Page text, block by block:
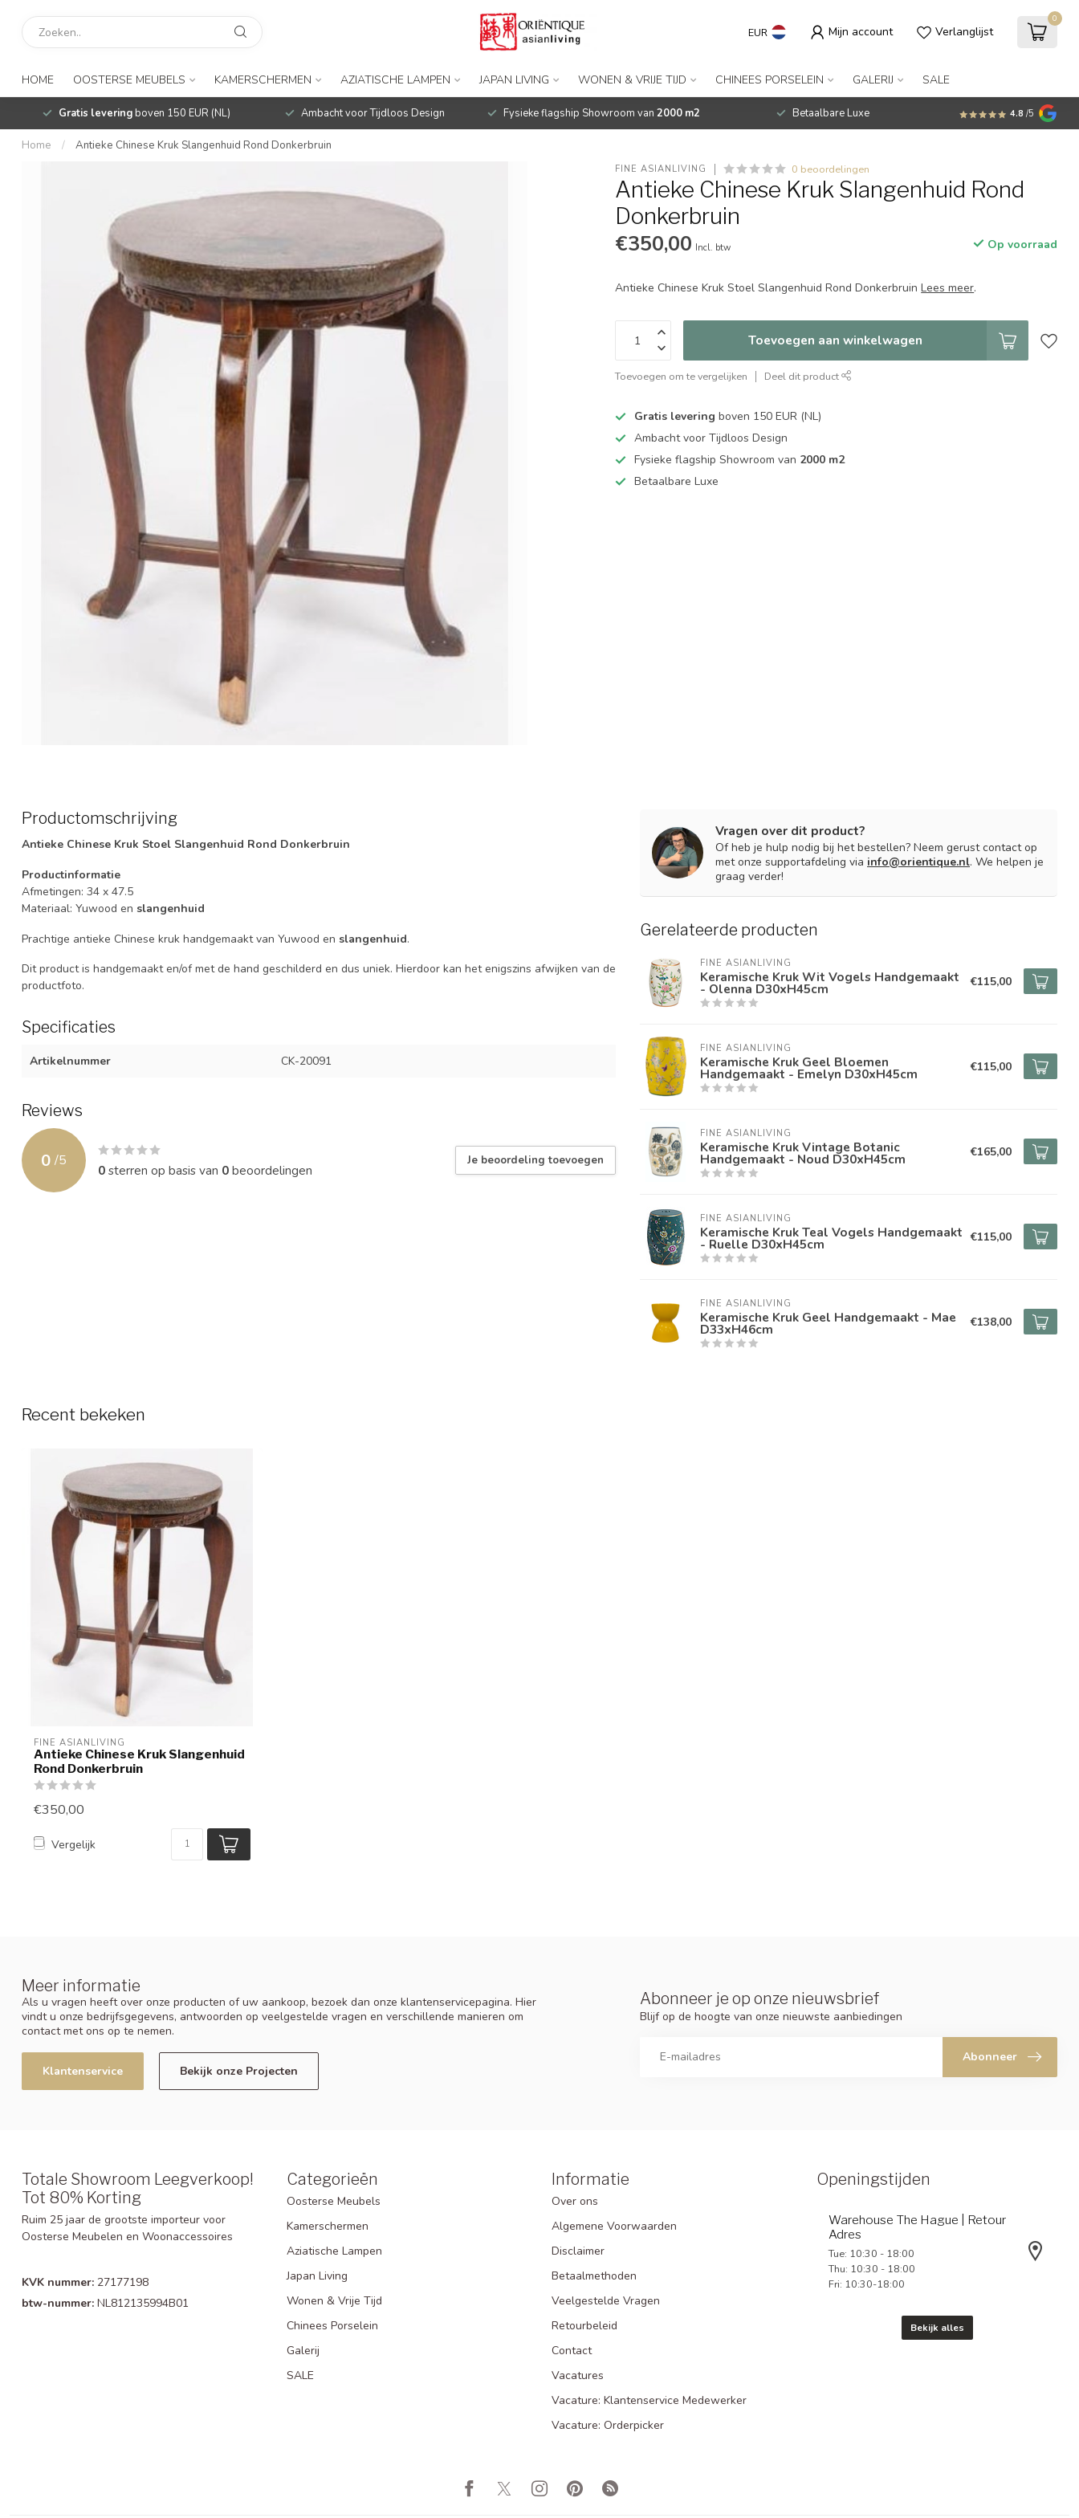
EUR Mijn account Verlanglijst
0
HOME OOSTERSE MEUBELS KAMERSCHERMEN AZIATISCHE LAMPEN JAPAN LIVING WONEN & VRIJE TIJD CHINEES PORSELEIN GALERIJ SALE
Gratis leveringboven 150 EUR (NL) Ambacht voor Tijdloos Design Fysieke flagship Showroom van 2000 m2 Betaalbare Luxe 4.8 /5
Home / Antieke Chinese Kruk Slangenhuid Rond Donkerbruin
FINE ASIANLIVING 0 beoordelingen
Antieke Chinese Kruk Slangenhuid Rond
Donkerbruin
€350,00 Incl. btw Op voorraad
Antieke Chinese Kruk Stoel Slangenhuid Rond DonkerbruinLees meer.
Toevoegen aan winkelwagen
Toevoegen om te vergelijken Deel dit product
Gratis levering boven 150 EUR (NL)
Ambacht voor Tijdloos Design
Fysieke flagship Showroom van 2000 m2
Betaalbare Luxe
Productomschrijving
Antieke Chinese Kruk Stoel Slangenhuid Rond Donkerbruin
Productinformatie
Afmetingen: 34 x 47.5
Materiaal: Yuwood en slangenhuid
Prachtige antieke Chinese kruk handgemaakt van Yuwood en slangenhuid.
Dit product is handgemaakt en/of met de hand geschilderd en dus uniek. Hierdoor kan het enigszins afwijken van de
productfoto.
Specificaties
Artikelnummer CK-20091
Reviews
0 /5
0sterren op basis van 0beoordelingen
Je beoordeling toevoegen
Vragen over dit product?
Of heb je hulp nodig bij het bestellen? Neem gerust contact op
met onze supportafdeling via info@orientique.nl. We helpen je
graag verder!
Gerelateerde producten
FINE ASIANLIVING
Keramische Kruk Wit Vogels Handgemaakt
- Olenna D30xH45cm €115,00
FINE ASIANLIVING
Keramische Kruk Geel Bloemen
Handgemaakt - Emelyn D30xH45cm €115,00
FINE ASIANLIVING
Keramische Kruk Vintage Botanic
Handgemaakt - Noud D30xH45cm €165,00
FINE ASIANLIVING
Keramische Kruk Teal Vogels Handgemaakt
- Ruelle D30xH45cm €115,00
FINE ASIANLIVING
Keramische Kruk Geel Handgemaakt - Mae
D33xH46cm €138,00
Recent bekeken
FINE ASIANLIVING
Antieke Chinese Kruk Slangenhuid
Rond Donkerbruin
€350,00
Vergelijk
Meer informatie
Als u vragen heeft over onze producten of uw aankoop, bezoek dan onze klantenservicepagina. Hier
vindt u onze bedrijfsgegevens, antwoorden op veelgestelde vragen en verschillende manieren om
contact met ons op te nemen.
Klantenservice Bekijk onze Projecten
Abonneer je op onze nieuwsbrief
Blijf op de hoogte van onze nieuwste aanbiedingen
Abonneer
Totale Showroom Leegverkoop!
Tot 80% Korting
Ruim 25 jaar de grootste importeur voor
Oosterse Meubelen en Woonaccessoires
KVK nummer: 27177198
btw-nummer: NL812135994B01
Categorieën
Oosterse Meubels
Kamerschermen
Aziatische Lampen
Japan Living
Wonen & Vrije Tijd
Chinees Porselein
Galerij
SALE
Informatie
Over ons
Algemene Voorwaarden
Disclaimer
Betaalmethoden
Veelgestelde Vragen
Retourbeleid
Contact
Vacatures
Vacature: Klantenservice Medewerker
Vacature: Orderpicker
Openingstijden
Warehouse The Hague | Retour
Adres
Tue: 10:30 - 18:00
Thu: 10:30 - 18:00
Fri: 10:30-18:00
Bekijk alles